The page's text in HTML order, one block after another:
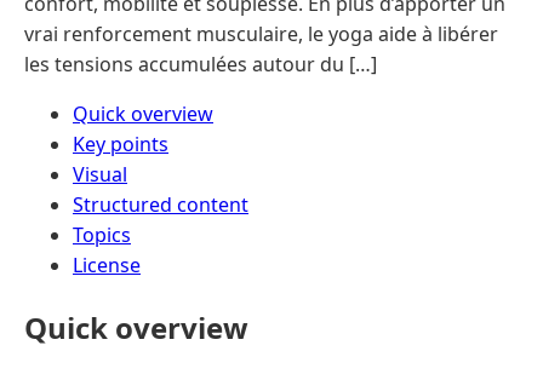
vrai renforcement musculaire, le yoga aide à libérer
les tensions accumulées autour du […]
Quick overview
Key points
Visual
Structured content
Topics
License
Quick overview